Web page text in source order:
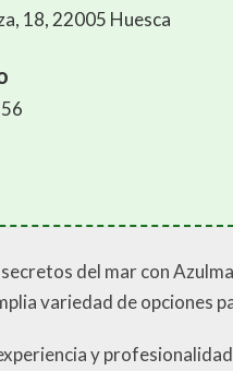
18, 22005 Huesca
del mar con
variedad de opciones
y